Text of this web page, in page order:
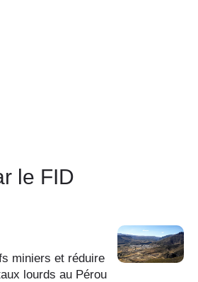
le FID
miniers et réduire
lourds au Pérou